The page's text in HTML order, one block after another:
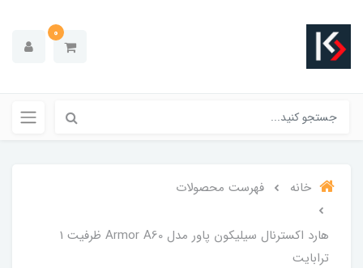
0
خانه فهرست محصولات
هارد اکسترنال سیلیکون پاور مدل Armor A60 ظرفیت 1
ترابایت